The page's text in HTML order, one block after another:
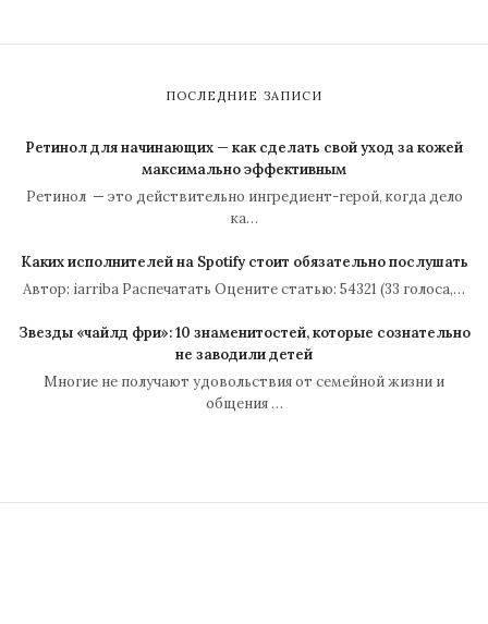
ПОСЛЕДНИЕ ЗАПИСИ
Ретинол для начинающих — как сделать свой уход за кожей
максимально эффективным
Ретинол — это действительно ингредиент-герой, когда дело
ка…
Каких исполнителей на Spotify стоит обязательно послушать
Автор: iarriba Распечатать Оцените статью: 54321 (33 голоса,…
Звезды «чайлд фри»: 10 знаменитостей, которые сознательно
не заводили детей
Многие не получают удовольствия от семейной жизни и
общения …